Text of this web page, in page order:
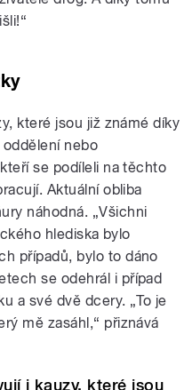
které jsou již známé díky
nebo
se podíleli na těchto
Aktuální obliba
náhodná. „Všichni
hlediska bylo
případů, bylo to dáno
se odehrál i případ
a své dvě dcery. „To je
mě zasáhl,“ přiznává
i kauzy, které jsou